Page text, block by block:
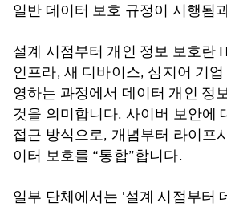
일반 데이터 보호 규정이 시행됨
설계 시점부터 개인 정보 보호란
인프라, 새 디바이스, 심지어 기
영하는 과정에서 데이터 개인 정
것을 의미합니다. 사이버 보안에
접근 방식으로, 개념부터 라이프
이터 보호를 “통합”합니다.
일부 단체에서는 '설계 시점부터